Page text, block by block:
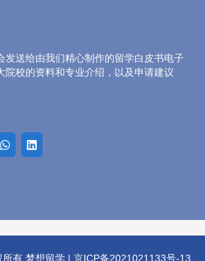
发送给由我们精心制作的留学白皮书电子
院校的资料和专业介绍，以及申请建议
有 梦想留学 | 京ICP备2021021133号-13